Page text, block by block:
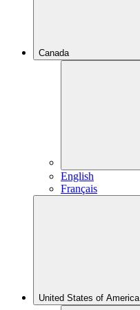
Canada
English
Français
United States of America